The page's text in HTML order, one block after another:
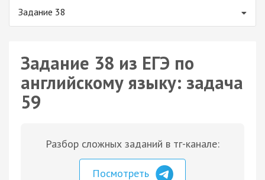
Задание 38
Задание 38 из ЕГЭ по
английскому языку: задача
59
Разбор сложных заданий в тг-канале:
Посмотреть